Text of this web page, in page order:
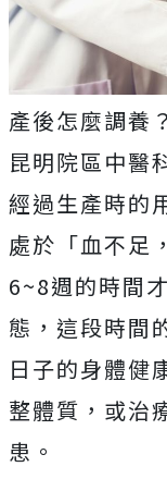
產後怎麼調養
昆明院區中醫
經過生產時的
處於「血不足
6~8週的時間
態，這段時間
日子的身體健
整體質，或治
患。